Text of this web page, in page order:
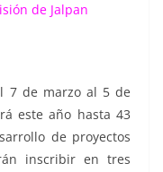
de Jalpan
7 de marzo al 5 de
este año hasta 43
de proyectos
inscribir en tres